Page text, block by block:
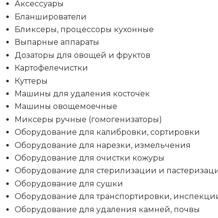
Аксессуары
Бланширователи
Бликсеры, процессоры кухонные
Выпарные аппараты
Дозаторы для овощей и фруктов
Картофелечистки
Куттеры
Машины для удаления косточек
Машины овощемоечные
Миксеры ручные (гомогенизаторы)
Оборудование для калибровки, сортировки
Оборудование для нарезки, измельчения
Оборудование для очистки кожуры
Оборудование для стерилизации и
Оборудование для сушки
Оборудование для транспортировки,
Оборудование для удаления камней, почвы